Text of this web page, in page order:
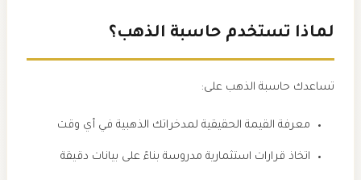
لماذا تستخدم حاسبة الذهب؟
تساعدك حاسبة الذهب على:
معرفة القيمة الحقيقية لمدخراتك الذهبية في أي وقت
اتخاذ قرارات استثمارية مدروسة بناءً على بيانات دقيقة